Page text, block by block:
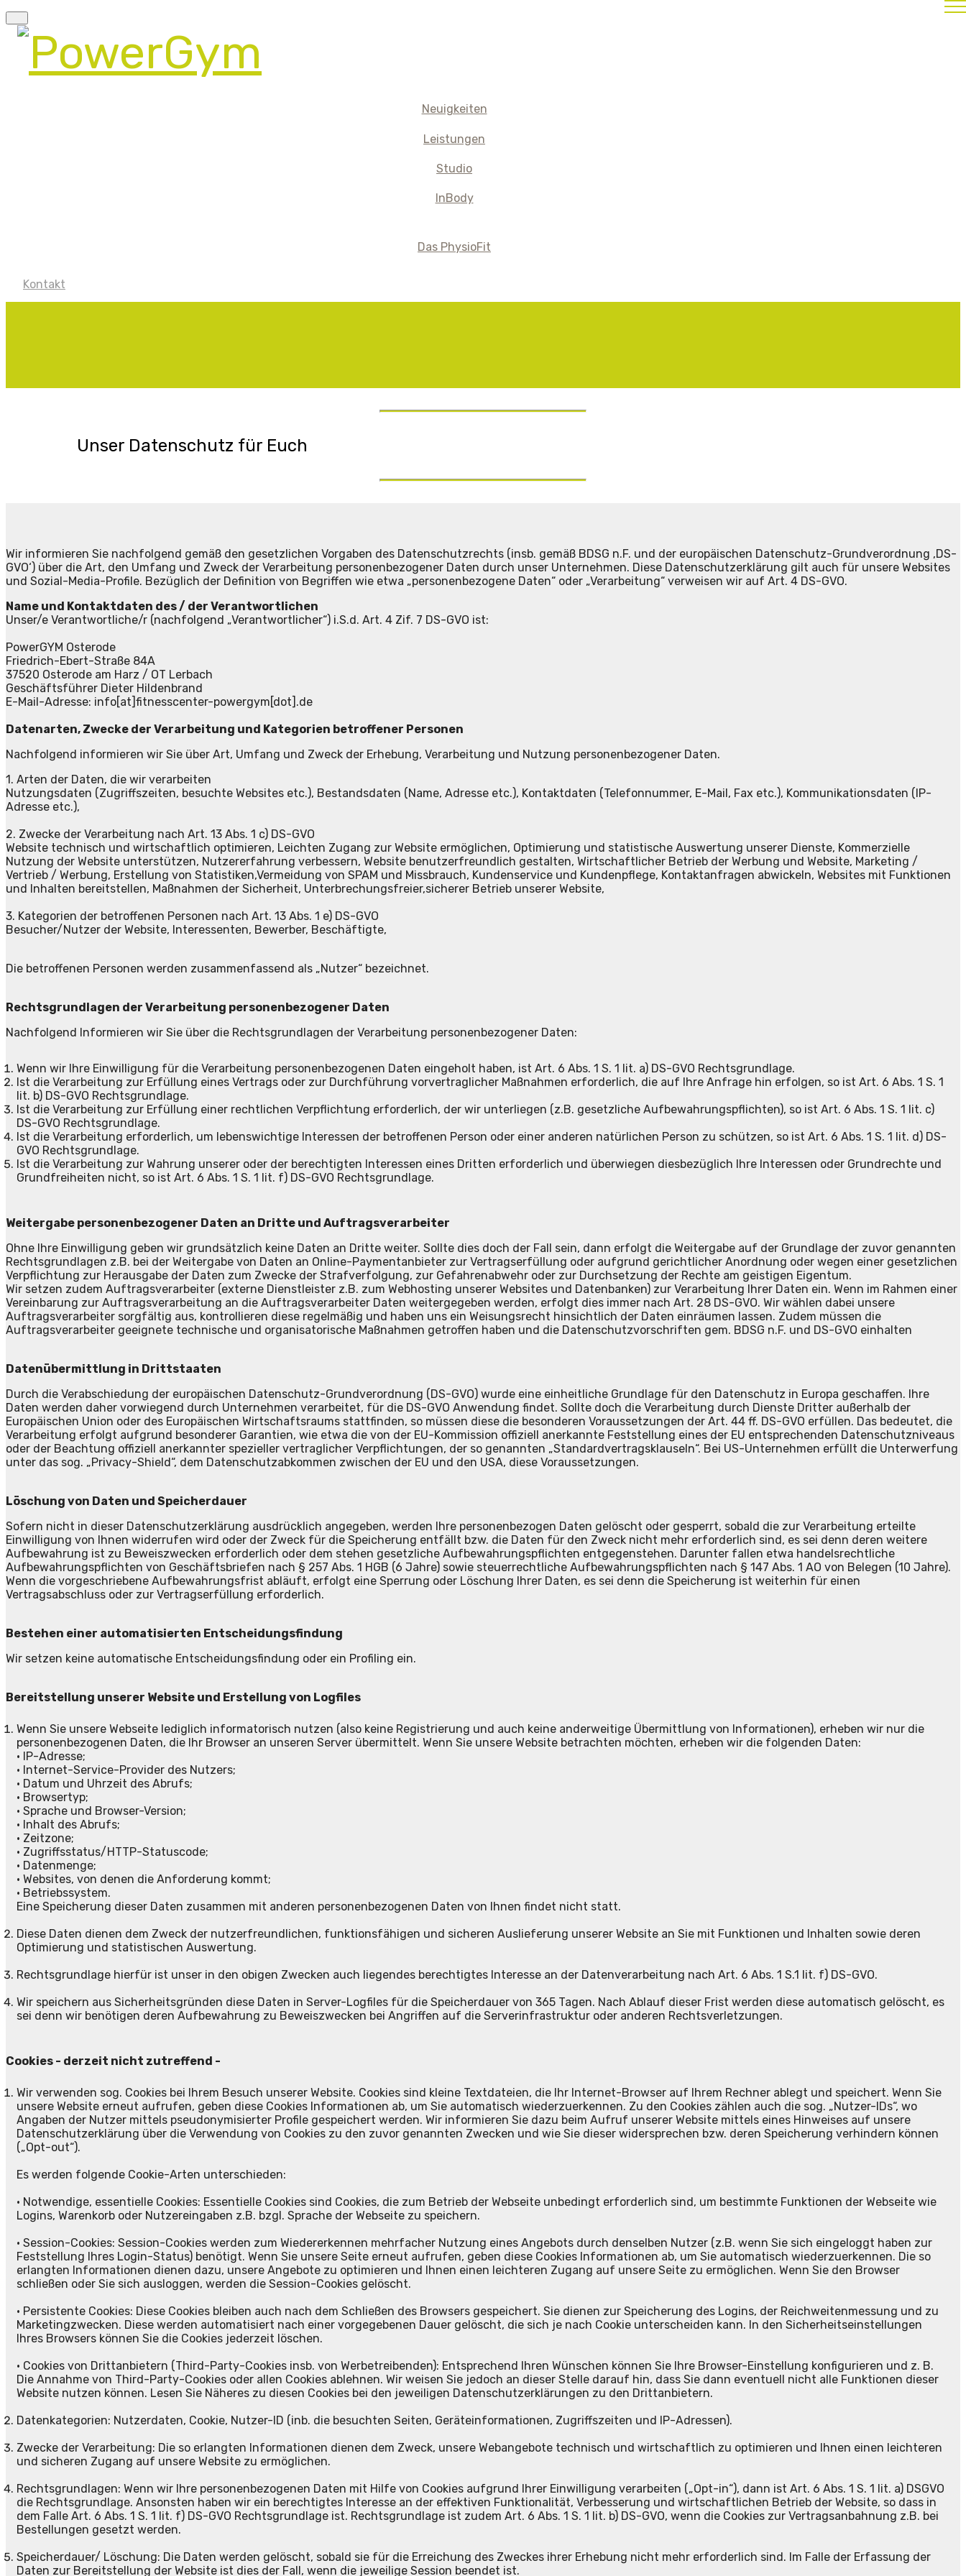
Neuigkeiten
Leistungen
Studio
InBody
Das PhysioFit
Kontakt
Unser Datenschutz für Euch
Wir informieren Sie nachfolgend gemäß den gesetzlichen Vorgaben des Datenschutzrechts (insb. gemäß BDSG n.F. und der europäischen Datenschutz-Grundverordnung ‚DS-
GVO‘) über die Art, den Umfang und Zweck der Verarbeitung personenbezogener Daten durch unser Unternehmen. Diese Datenschutzerklärung gilt auch für unsere Websites
und Sozial-Media-Profile. Bezüglich der Definition von Begriffen wie etwa „personenbezogene Daten“ oder „Verarbeitung“ verweisen wir auf Art. 4 DS-GVO.
Name und Kontaktdaten des / der Verantwortlichen
Unser/e Verantwortliche/r (nachfolgend „Verantwortlicher“) i.S.d. Art. 4 Zif. 7 DS-GVO ist:
PowerGYM Osterode
Friedrich-Ebert-Straße 84A
37520 Osterode am Harz / OT Lerbach
Geschäftsführer Dieter Hildenbrand
E-Mail-Adresse: info[at]fitnesscenter-powergym[dot].de
Datenarten, Zwecke der Verarbeitung und Kategorien betroffener Personen
Nachfolgend informieren wir Sie über Art, Umfang und Zweck der Erhebung, Verarbeitung und Nutzung personenbezogener Daten.
1. Arten der Daten, die wir verarbeiten
Nutzungsdaten (Zugriffszeiten, besuchte Websites etc.), Bestandsdaten (Name, Adresse etc.), Kontaktdaten (Telefonnummer, E-Mail, Fax etc.), Kommunikationsdaten (IP-
Adresse etc.),
2. Zwecke der Verarbeitung nach Art. 13 Abs. 1 c) DS-GVO
Website technisch und wirtschaftlich optimieren, Leichten Zugang zur Website ermöglichen, Optimierung und statistische Auswertung unserer Dienste, Kommerzielle
Nutzung der Website unterstützen, Nutzererfahrung verbessern, Website benutzerfreundlich gestalten, Wirtschaftlicher Betrieb der Werbung und Website, Marketing /
Vertrieb / Werbung, Erstellung von Statistiken,Vermeidung von SPAM und Missbrauch, Kundenservice und Kundenpflege, Kontaktanfragen abwickeln, Websites mit Funktionen
und Inhalten bereitstellen, Maßnahmen der Sicherheit, Unterbrechungsfreier,sicherer Betrieb unserer Website,
3. Kategorien der betroffenen Personen nach Art. 13 Abs. 1 e) DS-GVO
Besucher/Nutzer der Website, Interessenten, Bewerber, Beschäftigte,
Die betroffenen Personen werden zusammenfassend als „Nutzer“ bezeichnet.
Rechtsgrundlagen der Verarbeitung personenbezogener Daten
Nachfolgend Informieren wir Sie über die Rechtsgrundlagen der Verarbeitung personenbezogener Daten:
Wenn wir Ihre Einwilligung für die Verarbeitung personenbezogenen Daten eingeholt haben, ist Art. 6 Abs. 1 S. 1 lit. a) DS-GVO Rechtsgrundlage.
Ist die Verarbeitung zur Erfüllung eines Vertrags oder zur Durchführung vorvertraglicher Maßnahmen erforderlich, die auf Ihre Anfrage hin erfolgen, so ist Art. 6 Abs. 1 S. 1
lit. b) DS-GVO Rechtsgrundlage.
Ist die Verarbeitung zur Erfüllung einer rechtlichen Verpflichtung erforderlich, der wir unterliegen (z.B. gesetzliche Aufbewahrungspflichten), so ist Art. 6 Abs. 1 S. 1 lit. c)
DS-GVO Rechtsgrundlage.
Ist die Verarbeitung erforderlich, um lebenswichtige Interessen der betroffenen Person oder einer anderen natürlichen Person zu schützen, so ist Art. 6 Abs. 1 S. 1 lit. d) DS-
GVO Rechtsgrundlage.
Ist die Verarbeitung zur Wahrung unserer oder der berechtigten Interessen eines Dritten erforderlich und überwiegen diesbezüglich Ihre Interessen oder Grundrechte und
Grundfreiheiten nicht, so ist Art. 6 Abs. 1 S. 1 lit. f) DS-GVO Rechtsgrundlage.
Weitergabe personenbezogener Daten an Dritte und Auftragsverarbeiter
Ohne Ihre Einwilligung geben wir grundsätzlich keine Daten an Dritte weiter. Sollte dies doch der Fall sein, dann erfolgt die Weitergabe auf der Grundlage der zuvor genannten
Rechtsgrundlagen z.B. bei der Weitergabe von Daten an Online-Paymentanbieter zur Vertragserfüllung oder aufgrund gerichtlicher Anordnung oder wegen einer gesetzlichen
Verpflichtung zur Herausgabe der Daten zum Zwecke der Strafverfolgung, zur Gefahrenabwehr oder zur Durchsetzung der Rechte am geistigen Eigentum.
Wir setzen zudem Auftragsverarbeiter (externe Dienstleister z.B. zum Webhosting unserer Websites und Datenbanken) zur Verarbeitung Ihrer Daten ein. Wenn im Rahmen einer
Vereinbarung zur Auftragsverarbeitung an die Auftragsverarbeiter Daten weitergegeben werden, erfolgt dies immer nach Art. 28 DS-GVO. Wir wählen dabei unsere
Auftragsverarbeiter sorgfältig aus, kontrollieren diese regelmäßig und haben uns ein Weisungsrecht hinsichtlich der Daten einräumen lassen. Zudem müssen die
Auftragsverarbeiter geeignete technische und organisatorische Maßnahmen getroffen haben und die Datenschutzvorschriften gem. BDSG n.F. und DS-GVO einhalten
Datenübermittlung in Drittstaaten
Durch die Verabschiedung der europäischen Datenschutz-Grundverordnung (DS-GVO) wurde eine einheitliche Grundlage für den Datenschutz in Europa geschaffen. Ihre
Daten werden daher vorwiegend durch Unternehmen verarbeitet, für die DS-GVO Anwendung findet. Sollte doch die Verarbeitung durch Dienste Dritter außerhalb der
Europäischen Union oder des Europäischen Wirtschaftsraums stattfinden, so müssen diese die besonderen Voraussetzungen der Art. 44 ff. DS-GVO erfüllen. Das bedeutet, die
Verarbeitung erfolgt aufgrund besonderer Garantien, wie etwa die von der EU-Kommission offiziell anerkannte Feststellung eines der EU entsprechenden Datenschutzniveaus
oder der Beachtung offiziell anerkannter spezieller vertraglicher Verpflichtungen, der so genannten „Standardvertragsklauseln“. Bei US-Unternehmen erfüllt die Unterwerfung
unter das sog. „Privacy-Shield“, dem Datenschutzabkommen zwischen der EU und den USA, diese Voraussetzungen.
Löschung von Daten und Speicherdauer
Sofern nicht in dieser Datenschutzerklärung ausdrücklich angegeben, werden Ihre personenbezogen Daten gelöscht oder gesperrt, sobald die zur Verarbeitung erteilte
Einwilligung von Ihnen widerrufen wird oder der Zweck für die Speicherung entfällt bzw. die Daten für den Zweck nicht mehr erforderlich sind, es sei denn deren weitere
Aufbewahrung ist zu Beweiszwecken erforderlich oder dem stehen gesetzliche Aufbewahrungspflichten entgegenstehen. Darunter fallen etwa handelsrechtliche
Aufbewahrungspflichten von Geschäftsbriefen nach § 257 Abs. 1 HGB (6 Jahre) sowie steuerrechtliche Aufbewahrungspflichten nach § 147 Abs. 1 AO von Belegen (10 Jahre).
Wenn die vorgeschriebene Aufbewahrungsfrist abläuft, erfolgt eine Sperrung oder Löschung Ihrer Daten, es sei denn die Speicherung ist weiterhin für einen
Vertragsabschluss oder zur Vertragserfüllung erforderlich.
Bestehen einer automatisierten Entscheidungsfindung
Wir setzen keine automatische Entscheidungsfindung oder ein Profiling ein.
Bereitstellung unserer Website und Erstellung von Logfiles
Wenn Sie unsere Webseite lediglich informatorisch nutzen (also keine Registrierung und auch keine anderweitige Übermittlung von Informationen), erheben wir nur die
personenbezogenen Daten, die Ihr Browser an unseren Server übermittelt. Wenn Sie unsere Website betrachten möchten, erheben wir die folgenden Daten:
• IP-Adresse;
• Internet-Service-Provider des Nutzers;
• Datum und Uhrzeit des Abrufs;
• Browsertyp;
• Sprache und Browser-Version;
• Inhalt des Abrufs;
• Zeitzone;
• Zugriffsstatus/HTTP-Statuscode;
• Datenmenge;
• Websites, von denen die Anforderung kommt;
• Betriebssystem.
Eine Speicherung dieser Daten zusammen mit anderen personenbezogenen Daten von Ihnen findet nicht statt.
Diese Daten dienen dem Zweck der nutzerfreundlichen, funktionsfähigen und sicheren Auslieferung unserer Website an Sie mit Funktionen und Inhalten sowie deren
Optimierung und statistischen Auswertung.
Rechtsgrundlage hierfür ist unser in den obigen Zwecken auch liegendes berechtigtes Interesse an der Datenverarbeitung nach Art. 6 Abs. 1 S.1 lit. f) DS-GVO.
Wir speichern aus Sicherheitsgründen diese Daten in Server-Logfiles für die Speicherdauer von 365 Tagen. Nach Ablauf dieser Frist werden diese automatisch gelöscht, es
sei denn wir benötigen deren Aufbewahrung zu Beweiszwecken bei Angriffen auf die Serverinfrastruktur oder anderen Rechtsverletzungen.
Cookies - derzeit nicht zutreffend -
Wir verwenden sog. Cookies bei Ihrem Besuch unserer Website. Cookies sind kleine Textdateien, die Ihr Internet-Browser auf Ihrem Rechner ablegt und speichert. Wenn Sie
unsere Website erneut aufrufen, geben diese Cookies Informationen ab, um Sie automatisch wiederzuerkennen. Zu den Cookies zählen auch die sog. „Nutzer-IDs“, wo
Angaben der Nutzer mittels pseudonymisierter Profile gespeichert werden. Wir informieren Sie dazu beim Aufruf unserer Website mittels eines Hinweises auf unsere
Datenschutzerklärung über die Verwendung von Cookies zu den zuvor genannten Zwecken und wie Sie dieser widersprechen bzw. deren Speicherung verhindern können
(„Opt-out“).
Es werden folgende Cookie-Arten unterschieden:
• Notwendige, essentielle Cookies: Essentielle Cookies sind Cookies, die zum Betrieb der Webseite unbedingt erforderlich sind, um bestimmte Funktionen der Webseite wie
Logins, Warenkorb oder Nutzereingaben z.B. bzgl. Sprache der Webseite zu speichern.
• Session-Cookies: Session-Cookies werden zum Wiedererkennen mehrfacher Nutzung eines Angebots durch denselben Nutzer (z.B. wenn Sie sich eingeloggt haben zur
Feststellung Ihres Login-Status) benötigt. Wenn Sie unsere Seite erneut aufrufen, geben diese Cookies Informationen ab, um Sie automatisch wiederzuerkennen. Die so
erlangten Informationen dienen dazu, unsere Angebote zu optimieren und Ihnen einen leichteren Zugang auf unsere Seite zu ermöglichen. Wenn Sie den Browser
schließen oder Sie sich ausloggen, werden die Session-Cookies gelöscht.
• Persistente Cookies: Diese Cookies bleiben auch nach dem Schließen des Browsers gespeichert. Sie dienen zur Speicherung des Logins, der Reichweitenmessung und zu
Marketingzwecken. Diese werden automatisiert nach einer vorgegebenen Dauer gelöscht, die sich je nach Cookie unterscheiden kann. In den Sicherheitseinstellungen
Ihres Browsers können Sie die Cookies jederzeit löschen.
• Cookies von Drittanbietern (Third-Party-Cookies insb. von Werbetreibenden): Entsprechend Ihren Wünschen können Sie Ihre Browser-Einstellung konfigurieren und z. B.
Die Annahme von Third-Party-Cookies oder allen Cookies ablehnen. Wir weisen Sie jedoch an dieser Stelle darauf hin, dass Sie dann eventuell nicht alle Funktionen dieser
Website nutzen können. Lesen Sie Näheres zu diesen Cookies bei den jeweiligen Datenschutzerklärungen zu den Drittanbietern.
Datenkategorien: Nutzerdaten, Cookie, Nutzer-ID (inb. die besuchten Seiten, Geräteinformationen, Zugriffszeiten und IP-Adressen).
Zwecke der Verarbeitung: Die so erlangten Informationen dienen dem Zweck, unsere Webangebote technisch und wirtschaftlich zu optimieren und Ihnen einen leichteren
und sicheren Zugang auf unsere Website zu ermöglichen.
Rechtsgrundlagen: Wenn wir Ihre personenbezogenen Daten mit Hilfe von Cookies aufgrund Ihrer Einwilligung verarbeiten („Opt-in“), dann ist Art. 6 Abs. 1 S. 1 lit. a) DSGVO
die Rechtsgrundlage. Ansonsten haben wir ein berechtigtes Interesse an der effektiven Funktionalität, Verbesserung und wirtschaftlichen Betrieb der Website, so dass in
dem Falle Art. 6 Abs. 1 S. 1 lit. f) DS-GVO Rechtsgrundlage ist. Rechtsgrundlage ist zudem Art. 6 Abs. 1 S. 1 lit. b) DS-GVO, wenn die Cookies zur Vertragsanbahnung z.B. bei
Bestellungen gesetzt werden.
Speicherdauer/ Löschung: Die Daten werden gelöscht, sobald sie für die Erreichung des Zweckes ihrer Erhebung nicht mehr erforderlich sind. Im Falle der Erfassung der
Daten zur Bereitstellung der Website ist dies der Fall, wenn die jeweilige Session beendet ist.